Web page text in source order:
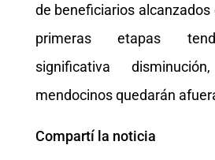
de beneficiarios alcanzados
primeras etapas
significativa
mendocinos quedarán
Compartí la noticia